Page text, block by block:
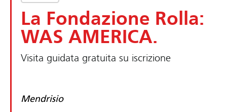
La Fondazione Rolla:
WAS AMERICA.
Visita guidata gratuita su iscrizione
Mendrisio